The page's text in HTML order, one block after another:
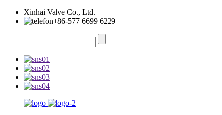
Xinhai Valve Co., Ltd.
+86-577 6699 6229